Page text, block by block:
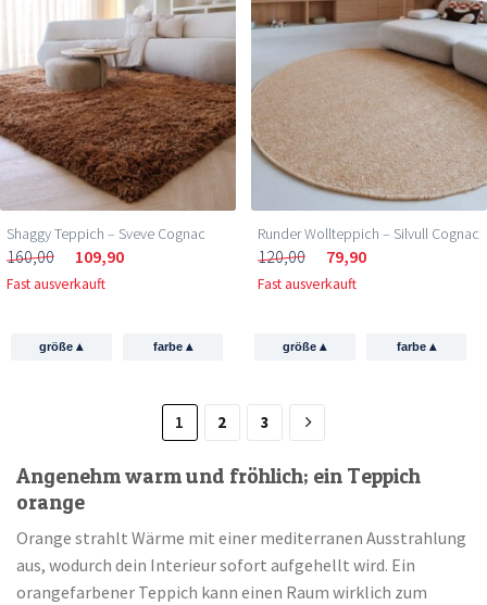
Shaggy Teppich – Sveve Cognac
160,00 109,90
Fast ausverkauft
größe▴ farbe ▴
Runder Wollteppich – Silvull Cognac
120,00 79,90
Fast ausverkauft
größe▴ farbe ▴
1 2 3
Angenehm warm und fröhlich; ein Teppich
orange
Orange strahlt Wärme mit einer mediterranen Ausstrahlung
aus, wodurch dein Interieur sofort aufgehellt wird. Ein
orangefarbener Teppich kann einen Raum wirklich zum